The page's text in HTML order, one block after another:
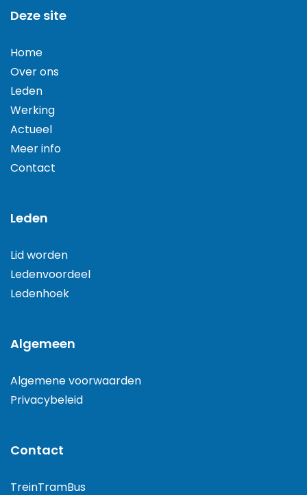
Deze site
Home
Over ons
Leden
Werking
Actueel
Meer info
Contact
Leden
Lid worden
Ledenvoordeel
Ledenhoek
Algemeen
Algemene voorwaarden
Privacybeleid
Contact
TreinTramBus